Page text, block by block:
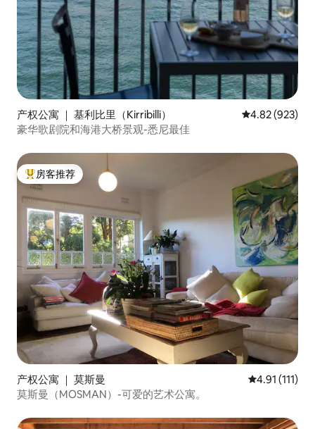
产权公寓 ｜ 基利比里（Kirribilli） 平均评分 4.82
4.82 (923)
豪华歌剧院和海港大桥景观-悉尼最佳
热门「房客推荐」
房客推荐
产权公寓 ｜ 莫斯曼 平均评分 4.91
4.91 (111)
莫斯曼（MOSMAN）-可爱的艺术公寓。